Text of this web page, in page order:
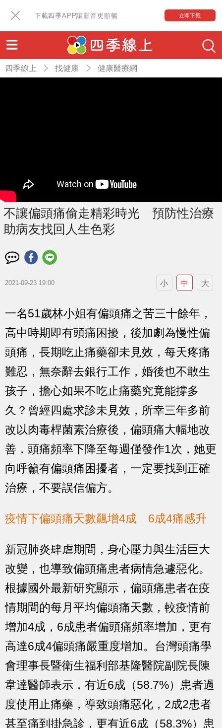
下載四季APP讓影音更順暢 立即下載
四季線上 找健康 健康醫療網
不讓偏頭痛偷走精彩時光 預防性治療
助病友找回人生色彩
2021-09-23 19:00 小 中 大
一名51歲林小姐有偏頭痛之苦三十餘年，
高中時期即有頭痛困擾，後加劇為慢性偏
頭痛，長期吃止痛藥卻未見效，每天疼痛
難忍，無奈辭去銀行工作，婚後也不敢生
孩子，擔心如果不吃止痛藥究竟能撐多
久？曾經四處求診未見效，所幸三年多前
改以肉毒桿菌素治療後，偏頭痛大幅地改
善，頭痛頻率下降至每週僅發作1次，她更
向呼籲有偏頭痛困擾者，一定要找到正確
治療，不要誤信偏方。
疫情下偏頭痛天數飆增4成 6成4痛感升
新冠肺炎肆虐期間，身心壓力與生活巨大
改變，也導致偏頭痛患者病情急遽惡化。
根據國外最新研究顯示，偏頭痛患者在疫
情期間的每月平均偏頭痛天數，較疫情前
增加4成，6成患者偏頭痛頻率增加，更有
高達6成4偏頭痛嚴重度增加。台灣頭痛學
會理事長暨衛生福利部基隆醫院副院長陳
韋達醫師表示，有近6成（58.7%）患者過
度使用止痛藥，導致頭痛惡化，2成2患者
甚至痛到掛急診，更有近6成（58.3%）患